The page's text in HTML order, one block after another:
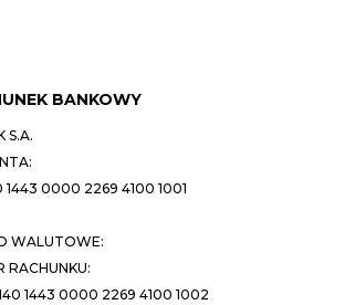
BANKOWY
S.A.
1443 0000 2269 4100 1001
WALUTOWE:
RACHUNKU:
1443 0000 2269 4100 1002